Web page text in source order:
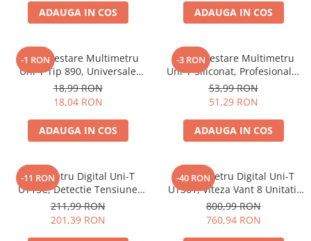
ADAUGA IN COS ADAUGA IN COS
-1 RON
Sonde Testare Multimetru
Uni-T Tip 890, Universale
pentru Multimetre Digitale
18,99 RON
18,04 RON
ADAUGA IN COS
-3 RON
Sonde Testare Multimetru
Uni-T Siliconat, Profesionale,
Flexibile, Izolatie Superioara
53,99 RON
51,29 RON
ADAUGA IN COS
-11 RON
Multimetru Digital Uni-T
UT15C, Detectie Tensiune
AC/DC, Succesiune Faze, Test
Continuitate, IP65, Indicatori
211,99 RON
201,39 RON
-40 RON
Anemometru Digital Uni-T
UT361, Viteza Vant 8 Unitati,
Temperatura, Memorie 2044
Inregistrari
800,99 RON
760,94 RON